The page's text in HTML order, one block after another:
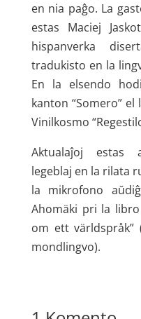
en nia paĝo. La
estas Maciej
hispanverka
tradukisto en la
En la elsendo
kanton “Somero”
Vinilkosmo
Aktualaĵoj estas
legeblaj en la rilata
la mikrofono
Ahomäki pri la libro
om ett världspråk”
mondlingvo).